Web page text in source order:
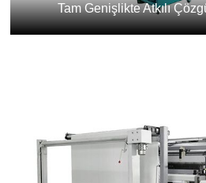
Tam Genişlikte Atkılı